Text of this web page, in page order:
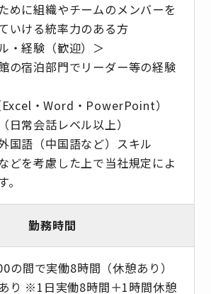
めに組織やチームのメンバーを
いける統率力のある方
・経験（歓迎）＞
の宿泊部門でリーダー等の経験
Excel・Word・PowerPoint）
日常会話レベル以上）
国語（中国語など）スキル
どを考慮した上で当社規定によ
勤務時間
の間で実働8時間（休憩あり）
り ※1日実働8時間＋1時間休憩